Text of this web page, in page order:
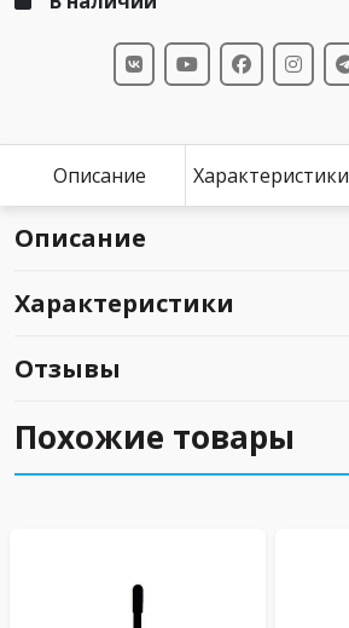
Описание Характеристики
Описание
Характеристики
Отзывы
Похожие товары